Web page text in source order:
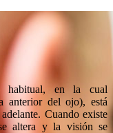
en la cual
anterior del ojo), está
Cuando existe
altera y la visión se